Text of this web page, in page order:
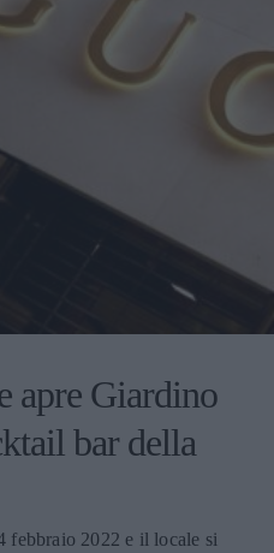
apre Giardino
bar della
febbraio 2022 e il locale si